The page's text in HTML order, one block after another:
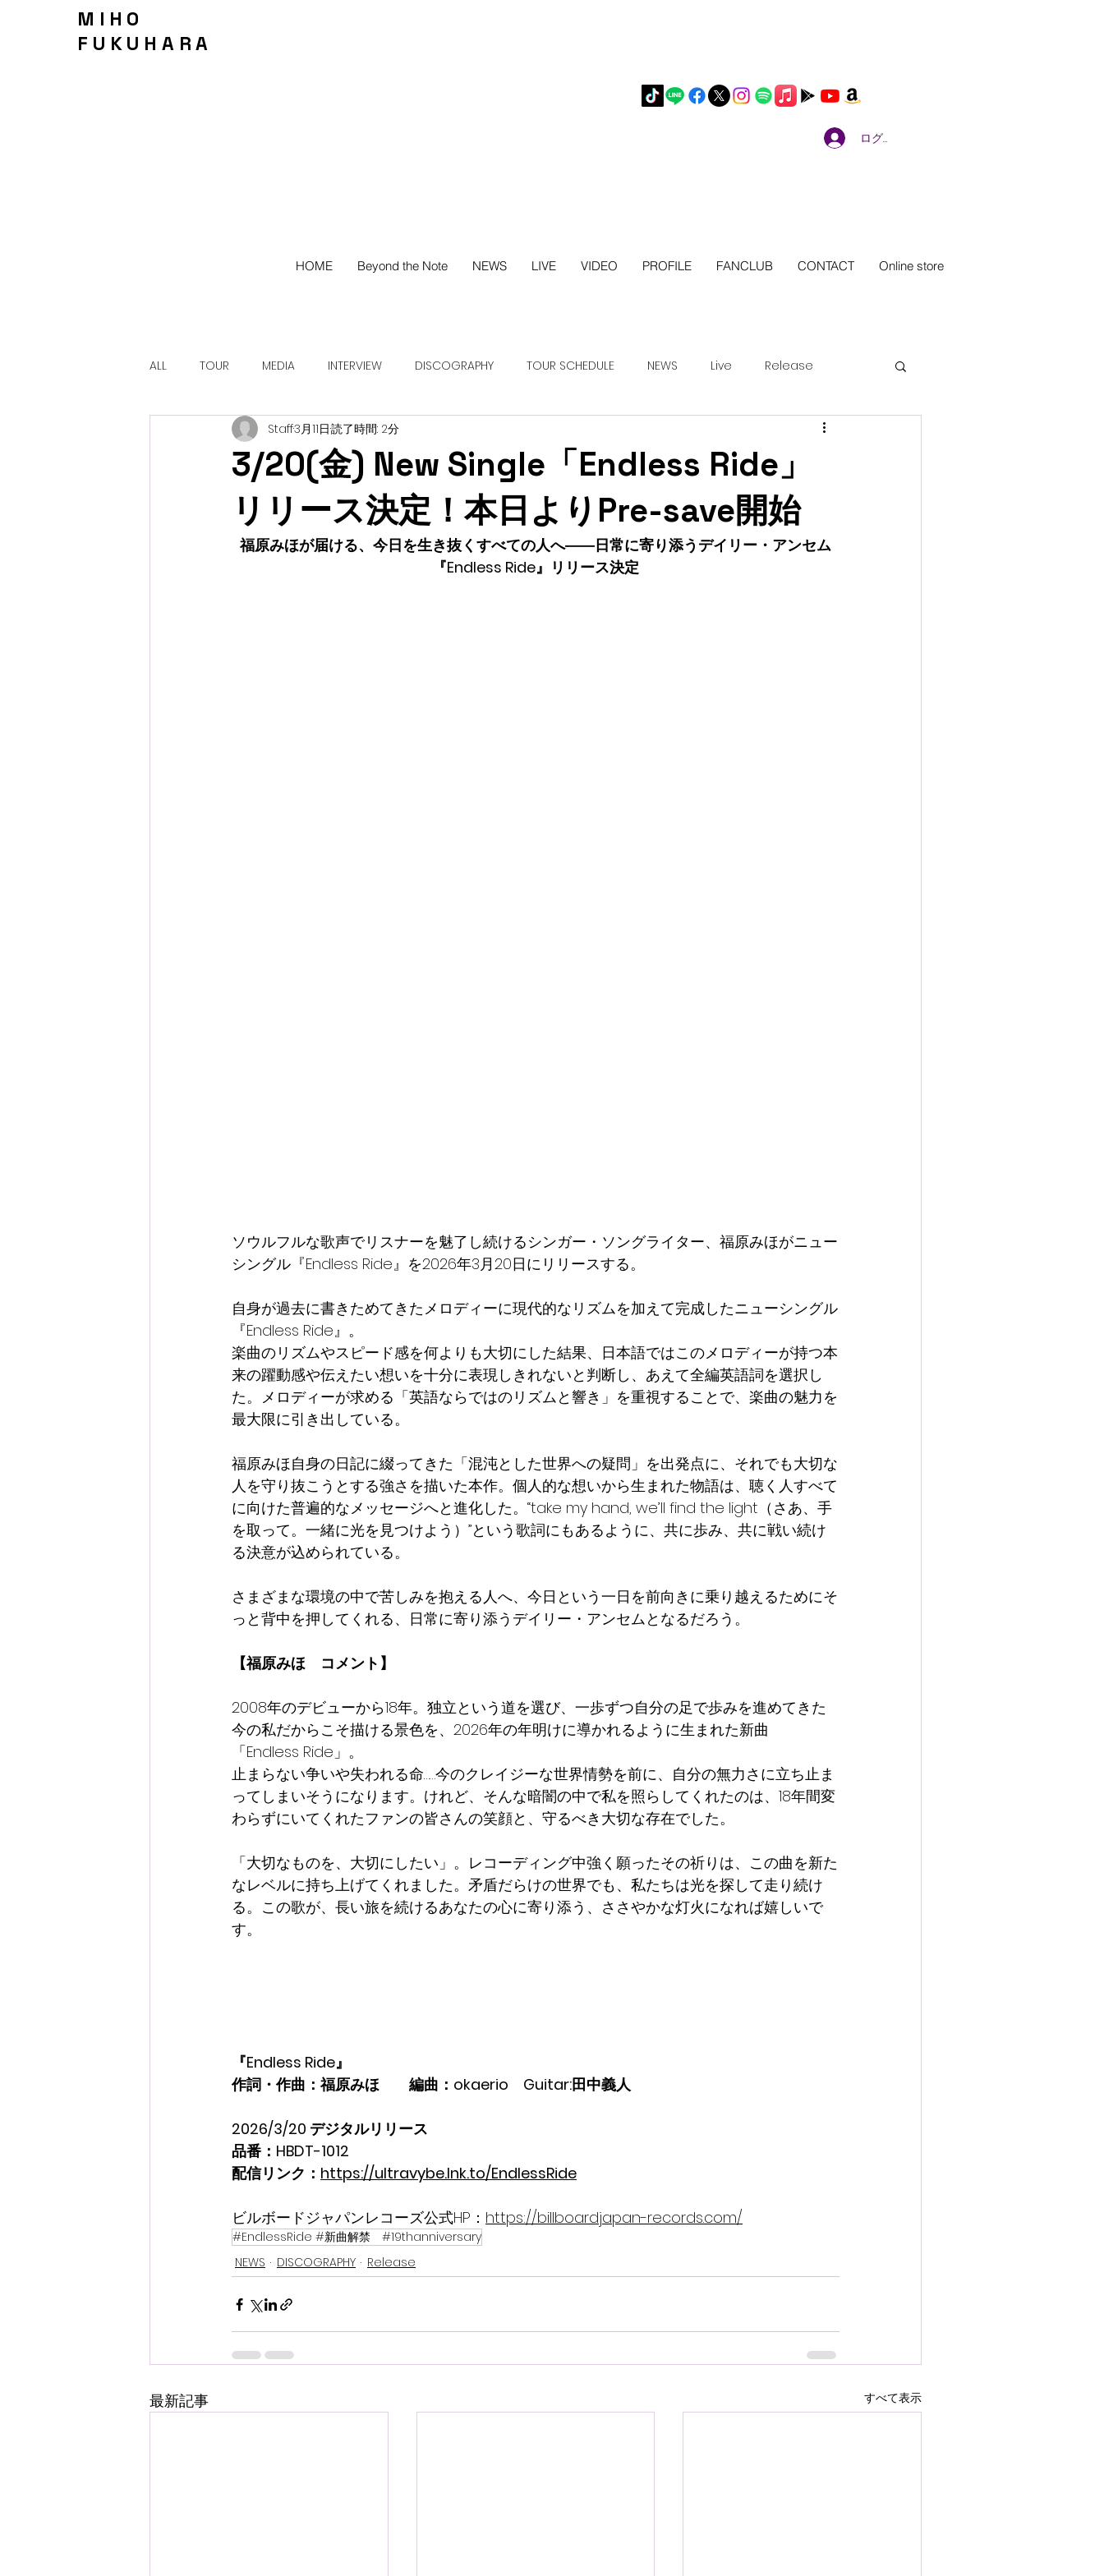
MIHO
FUKUHARA
ログイン
HOME Beyond the Note NEWS LIVE VIDEO PROFILE FANCLUB CONTACT Online store
ALL TOUR MEDIA INTERVIEW DISCOGRAPHY TOUR SCHEDULE NEWS Live Release
3/20(金) New Single「Endless Ride」
リリース決定！本日よりPre-save開始
Staff3月11日読了時間: 2分
福原みほが届ける、今日を生き抜くすべての人へ――日常に寄り添うデイリー・アンセム
『Endless Ride』リリース決定
ソウルフルな歌声でリスナーを魅了し続けるシンガー・ソングライター、福原みほがニュー
シングル『Endless Ride』を2026年3月20日にリリースする。
自身が過去に書きためてきたメロディーに現代的なリズムを加えて完成したニューシングル
『Endless Ride』。
楽曲のリズムやスピード感を何よりも大切にした結果、日本語ではこのメロディーが持つ本
来の躍動感や伝えたい想いを十分に表現しきれないと判断し、あえて全編英語詞を選択し
た。メロディーが求める「英語ならではのリズムと響き」を重視することで、楽曲の魅力を
最大限に引き出している。
福原みほ自身の日記に綴ってきた「混沌とした世界への疑問」を出発点に、それでも大切な
人を守り抜こうとする強さを描いた本作。個人的な想いから生まれた物語は、聴く人すべて
に向けた普遍的なメッセージへと進化した。“take my hand, we’ll find the light（さあ、手
を取って。一緒に光を見つけよう）”という歌詞にもあるように、共に歩み、共に戦い続け
る決意が込められている。
さまざまな環境の中で苦しみを抱える人へ、今日という一日を前向きに乗り越えるためにそ
っと背中を押してくれる、日常に寄り添うデイリー・アンセムとなるだろう。
【福原みほ　コメント】
2008年のデビューから18年。独立という道を選び、一歩ずつ自分の足で歩みを進めてきた
今の私だからこそ描ける景色を、2026年の年明けに導かれるように生まれた新曲
「Endless Ride」。
止まらない争いや失われる命……今のクレイジーな世界情勢を前に、自分の無力さに立ち止ま
ってしまいそうになります。けれど、そんな暗闇の中で私を照らしてくれたのは、18年間変
わらずにいてくれたファンの皆さんの笑顔と、守るべき大切な存在でした。
「大切なものを、大切にしたい」。レコーディング中強く願ったその祈りは、この曲を新た
なレベルに持ち上げてくれました。矛盾だらけの世界でも、私たちは光を探して走り続け
る。この歌が、長い旅を続けるあなたの心に寄り添う、ささやかな灯火になれば嬉しいで
す。
『Endless Ride』
作詞・作曲：福原みほ　　編曲：okaerio　Guitar:田中義人
2026/3/20 デジタルリリース
品番：HBDT-1012
配信リンク： https://ultravybe.lnk.to/EndlessRide
ビルボードジャパンレコーズ公式HP： https://billboardjapan-records.com/
#EndlessRide #新曲解禁 #19thanniversary
NEWS
DISCOGRAPHY Release
最新記事 すべて表示